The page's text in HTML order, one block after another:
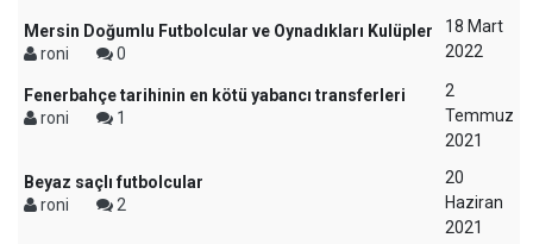
Mersin Doğumlu Futbolcular ve Oynadıkları Kulüpler
roni
0
18 Mart
2022
Fenerbahçe tarihinin en kötü yabancı transferleri
roni
1
2
Temmuz
2021
Beyaz saçlı futbolcular
roni
2
20
Haziran
2021